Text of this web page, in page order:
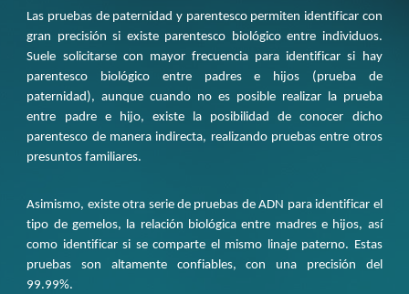
Las pruebas de paternidad y parentesco permiten identificar con
gran precisión si existe parentesco biológico entre individuos.
Suele solicitarse con mayor frecuencia para identificar si hay
parentesco biológico entre padres e hijos (prueba de
paternidad), aunque cuando no es posible realizar la prueba
entre padre e hijo, existe la posibilidad de conocer dicho
parentesco de manera indirecta, realizando pruebas entre otros
presuntos familiares.
Asimismo, existe otra serie de pruebas de ADN para identificar el
tipo de gemelos, la relación biológica entre madres e hijos, así
como identificar si se comparte el mismo linaje paterno. Estas
pruebas son altamente confiables, con una precisión del
99.99%.